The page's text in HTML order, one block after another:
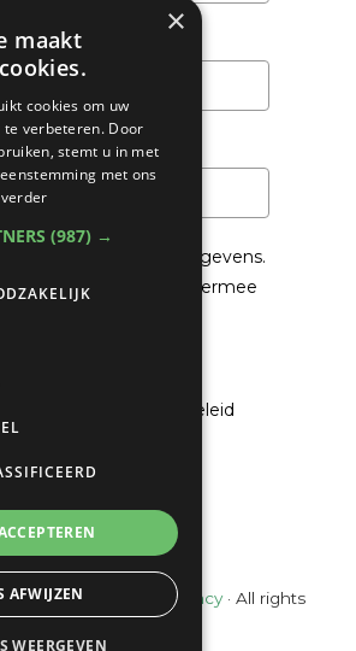
om met je gegevens.
Privacybeleid
hoe we hiermee
met het privacybeleid
- 2026Unveiling Intimacy· All rights
×
maakt
cookies om uw
verbeteren. Door
stemt u in met
met ons
(987) →
AFWIJZEN
WEERGEVEN